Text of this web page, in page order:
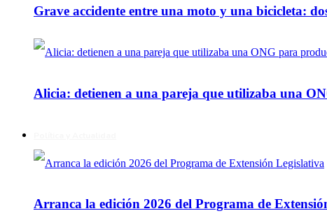
Grave accidente entre una moto y una bicicleta:
Alicia: detienen a una pareja que utilizaba una
Arranca la edición 2026 del Programa de